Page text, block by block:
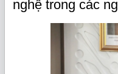
nghệ trong các